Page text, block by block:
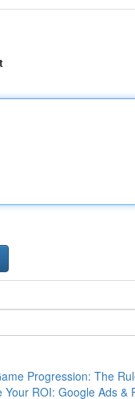
Progression: The
Your ROI: Google Ads &